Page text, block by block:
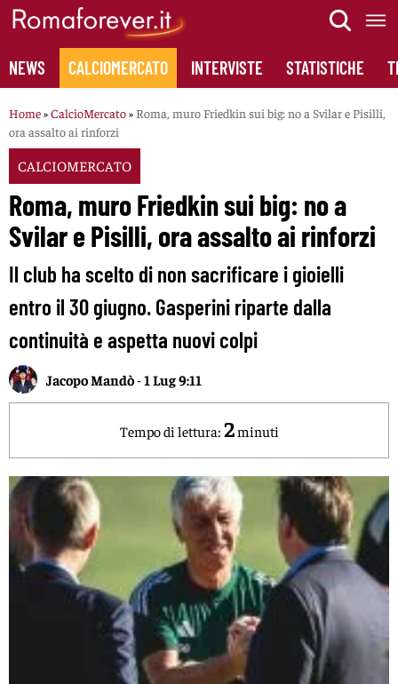
Skip
content
NEWS CALCIOMERCATO INTERVISTE STATISTICHE
Home»CalcioMercato» Roma, muro Friedkin sui big: no a Svilar e Pisilli,
ora assalto ai rinforzi
CALCIOMERCATO
Roma, muro Friedkin sui big: no a
Svilar e Pisilli, ora assalto ai rinforzi
Il club ha scelto di non sacrificare i gioielli
entro il 30 giugno. Gasperini riparte dalla
continuità e aspetta nuovi colpi
Jacopo Mandò-1 Lug 9:11
Tempo di lettura: 2minuti